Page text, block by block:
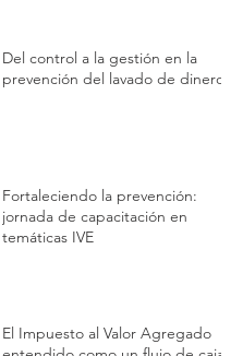
Del control a la gestión en la
prevención del lavado de dinero
Fortaleciendo la prevención:
jornada de capacitación en
temáticas IVE
El Impuesto al Valor Agregado